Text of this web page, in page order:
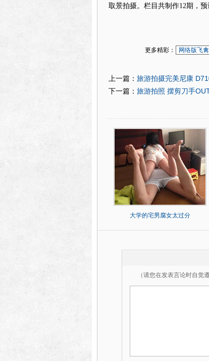
取景拍摄。栏目共制作12期，
更多精彩： 网络版飞
上一篇： 旅游拍摄完美尼康
下一篇： 旅游拍照 摆剪刀手
大学的宅男腐女太过分
（请您在发表言论时自觉